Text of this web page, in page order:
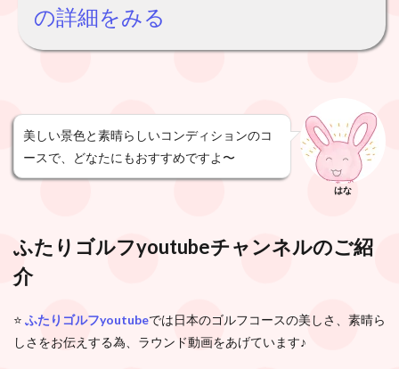
の詳細をみる
美しい景色と素晴らしいコンディションのコ
ースで、どなたにもおすすめですよ〜
はな
ふたりゴルフyoutubeチャンネルのご紹
介
⭐️ ふたりゴルフyoutubeでは日本のゴルフコースの美しさ、素晴ら
しさをお伝えする為、ラウンド動画をあげています♪